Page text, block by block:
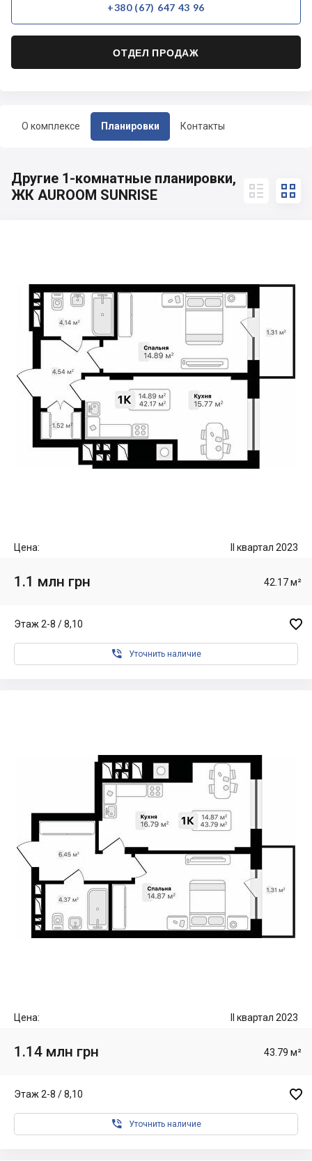
О комплексе Планировки Контакты
+380 (67) 647 43 96
ОТДЕЛ ПРОДАЖ
Другие 1-комнатные планировки,
ЖК AUROOM SUNRISE
 
Цена: II квартал 2023
1.1 млн грн 42.17 м²
Этаж 2-8 / 8,10 
 Уточнить наличие
Цена: II квартал 2023
1.14 млн грн 43.79 м²
Этаж 2-8 / 8,10 
 Уточнить наличие